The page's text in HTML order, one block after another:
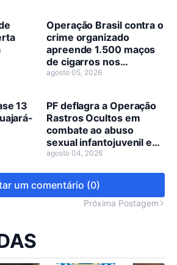
Operação Brasil contra o
crime organizado
apreende 1.500 maços
de cigarros nos
municípios de Guajará-
agosto 05, 2026
13
PF deflagra a Operação
Rastros Ocultos em
combate ao abuso
sexual infantojuvenil em
Nova Mamoré
agosto 04, 2026
um comentário (0)
Próxima Postagem